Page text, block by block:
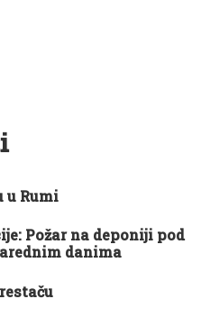
u Rumi
Požar na deponiji pod
danima